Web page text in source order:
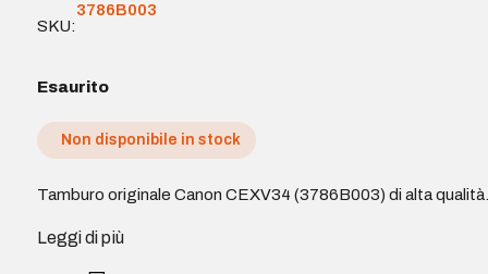
SKU:
3786B003
Esaurito
Non disponibile in stock
Tamburo originale Canon CEXV34 (3786B003) di alta qualità.
Leggi di più